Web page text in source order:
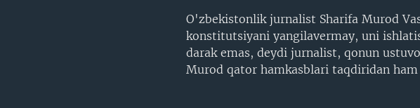
O'zbekistonlik jurnalist Sharifa Murod
konstitutsiyani yangilavermay, uni
darak emas, deydi jurnalist, qonun
Murod qator hamkasblari taqdiridan